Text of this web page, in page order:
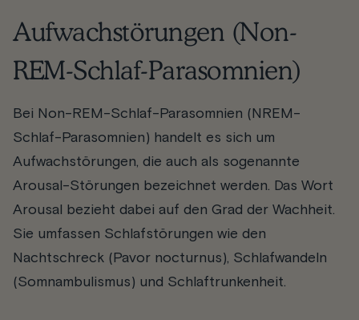
Aufwachstörungen (Non-
REM-Schlaf-Parasomnien)
Bei Non-REM-Schlaf-Parasomnien (NREM-
Schlaf-Parasomnien) handelt es sich um
Aufwachstörungen, die auch als sogenannte
Arousal-Störungen bezeichnet werden. Das Wort
Arousal bezieht dabei auf den Grad der Wachheit.
Sie umfassen Schlafstörungen wie den
Nachtschreck (Pavor nocturnus), Schlafwandeln
(Somnambulismus) und Schlaftrunkenheit.